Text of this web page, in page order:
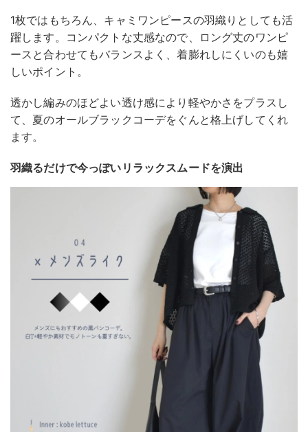
1枚ではもちろん、キャミワンピースの羽織りとしても活
躍します。コンパクトな丈感なので、ロング丈のワンピ
ースと合わせてもバランスよく、着膨れしにくいのも嬉
しいポイント。
透かし編みのほどよい透け感により軽やかさをプラスし
て、夏のオールブラックコーデをぐんと格上げしてくれ
ます。
羽織るだけで今っぽいリラックスムードを演出